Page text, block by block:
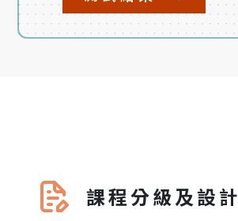
課程分級及設計